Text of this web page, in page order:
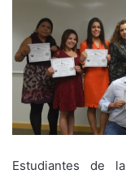
Estudiantes de